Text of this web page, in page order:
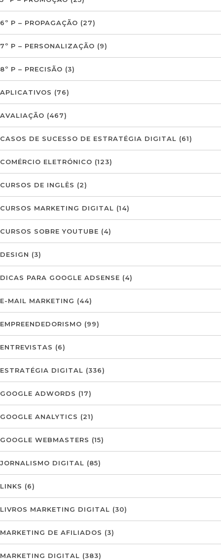
6º P – PROPAGAÇÃO (27)
7º P – PERSONALIZAÇÃO (9)
8º P – PRECISÃO (3)
APLICATIVOS (76)
AVALIAÇÃO (467)
CASOS DE SUCESSO DE ESTRATÉGIA DIGITAL (61)
COMÉRCIO ELETRÓNICO (123)
CURSOS DE INGLÊS (2)
CURSOS MARKETING DIGITAL (14)
CURSOS SOBRE YOUTUBE (4)
DESIGN (3)
DICAS PARA GOOGLE ADSENSE (4)
E-MAIL MARKETING (44)
EMPREENDEDORISMO (99)
ENTREVISTAS (6)
ESTRATÉGIA DIGITAL (336)
GOOGLE ADWORDS (17)
GOOGLE ANALYTICS (21)
GOOGLE WEBMASTERS (15)
JORNALISMO DIGITAL (85)
LINKS (6)
LIVROS MARKETING DIGITAL (30)
MARKETING DE AFILIADOS (3)
MARKETING DIGITAL (383)